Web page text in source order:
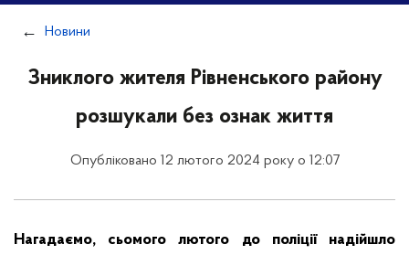
Новини
Зниклого жителя Рівненського району
розшукали без ознак життя
Опубліковано 12 лютого 2024 року о 12:07
Нагадаємо, сьомого лютого до поліції надійшло